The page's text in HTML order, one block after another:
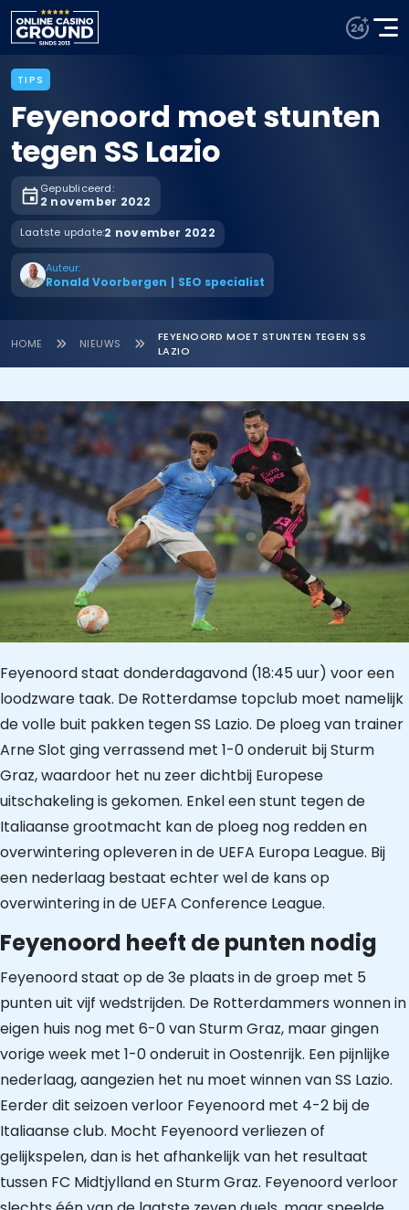
TIPS
Feyenoord moet stunten
tegen SS Lazio
Gepubliceerd:
2 november 2022
Laatste update:2 november 2022
Auteur:
Ronald Voorbergen | SEO specialist
HOME NIEUWS
FEYENOORD MOET STUNTEN TEGEN SS
LAZIO
Feyenoord staat donderdagavond (18:45 uur) voor een
loodzware taak. De Rotterdamse topclub moet namelijk
de volle buit pakken tegen SS Lazio. De ploeg van trainer
Arne Slot ging verrassend met 1-0 onderuit bij Sturm
Graz, waardoor het nu zeer dichtbij Europese
uitschakeling is gekomen. Enkel een stunt tegen de
Italiaanse grootmacht kan de ploeg nog redden en
overwintering opleveren in de UEFA Europa League. Bij
een nederlaag bestaat echter wel de kans op
overwintering in de UEFA Conference League.
Feyenoord heeft de punten nodig
Feyenoord staat op de 3e plaats in de groep met 5
punten uit vijf wedstrijden. De Rotterdammers wonnen in
eigen huis nog met 6-0 van Sturm Graz, maar gingen
vorige week met 1-0 onderuit in Oostenrijk. Een pijnlijke
nederlaag, aangezien het nu moet winnen van SS Lazio.
Eerder dit seizoen verloor Feyenoord met 4-2 bij de
Italiaanse club. Mocht Feyenoord verliezen of
gelijkspelen, dan is het afhankelijk van het resultaat
tussen FC Midtjylland en Sturm Graz. Feyenoord verloor